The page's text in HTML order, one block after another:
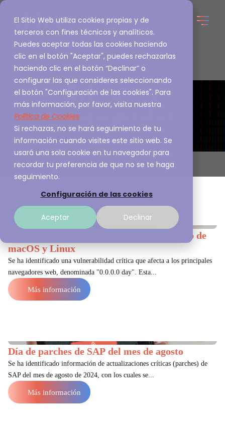
El Sitio Web utiliza cookies propias y de
terceros con fines técnicos y analíticos.
Puedes aceptar todas las cookies haciendo
clic en el botón "Aceptar", puedes rechazarlas
haciendo clic en el botón “Declinar” o
configurar las que consideres seleccionando
el botón "Configuración de las cookies". Para
más información, por favor, visita nuestra
Política de Cookies
Si rechazas, no se hará seguimiento de tu
información cuando visites este sitio web. Se
usará una sola cookie en tu navegador para
recordar tu preferencia de que no se te haga
seguimiento.
Configuración de las cookies
Aceptar Declinar
Boletines de
Ciberseguridad
Vulnerabilidad 0.0.0.0 en navegadores Web de
macOS y Linux
Se ha identificado una vulnerabilidad crítica que afecta a los principales
navegadores web, denominada "0.0.0.0 day". Esta...
Más información
Día de parches de SAP del mes de agosto
Se ha identificado información de actualizaciones críticas (parches) de
SAP del mes de agosto de 2024, con los cuales se...
Más información